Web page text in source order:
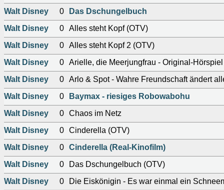
Walt Disney
0
Das Dschungelbuch
Walt Disney
0 Alles steht Kopf (OTV)
Walt Disney
0 Alles steht Kopf 2 (OTV)
Walt Disney
0 Arielle, die Meerjungfrau - Original-
Walt Disney
0 Arlo & Spot - Wahre Freundschaft ändert
Walt Disney
0
Baymax - riesiges Robowabohu
Walt Disney
0 Chaos im Netz
Walt Disney
0 Cinderella (OTV)
Walt Disney
0 Cinderella (Real-Kinofilm)
Walt Disney
0
Das Dschungelbuch (OTV)
Walt Disney
0
Die Eiskönigin - Es war einmal ein